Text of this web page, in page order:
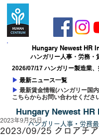
Hungary ​Newest HR
2026/07/17 ハンガリー製造業、技能人材不足が
成長の制約に
ハンガリー人事​・労務・
▶ 最新ニュース一覧
▶ 最新賃金情報(ハンガリー国
こちらからお問い合わせくださ
2023/09/25 クロアチ
2023年9月25日
Hungary ​Newest
ハンガリー人事 ​・ 労務